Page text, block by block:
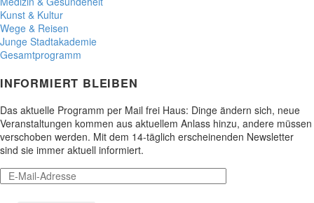
Kunst & Kultur
Wege & Reisen
Junge Stadtakademie
Gesamtprogramm
INFORMIERT BLEIBEN
Das aktuelle Programm per Mail frei Haus: Dinge ändern sich, neue
Veranstaltungen kommen aus aktuellem Anlass hinzu, andere müssen
verschoben werden. Mit dem 14-täglich erscheinenden Newsletter
sind sie immer aktuell informiert.